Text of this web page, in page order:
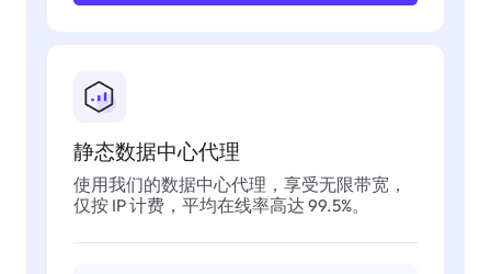
静态数据中心代理
使用我们的数据中心代理，享受无限带宽，
仅按 IP 计费，平均在线率高达 99.5%。